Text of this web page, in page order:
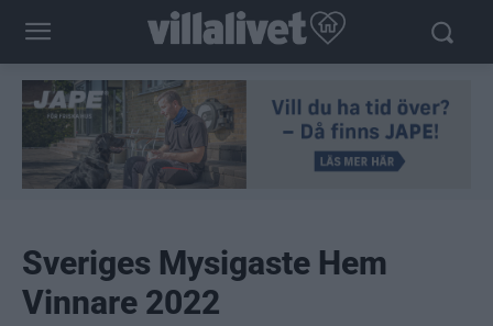
Sveriges Mysigaste Hem
Vinnare 2022